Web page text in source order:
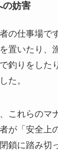
妨害
の仕事場で
置いたり、
釣りをした
た。
これらのマ
が「安全上
鎖に踏み切